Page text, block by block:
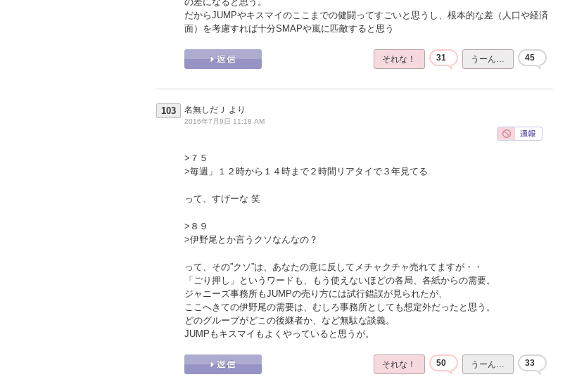
だからJUMPやキスマイのここまでの健闘ってすごいと思うし、根本的な差（人口や経済
面）を考慮すれば十分SMAPや嵐に匹敵すると思う
それな！ 31 うーん… 45
103 名無しだＪ より
2016年7月9日 11:18 AM
>７５
>毎週」１２時から１４時まで２時間リアタイで３年見てる
って、すげーな 笑
>８９
>伊野尾とか言うクソなんなの？
って、その”クソ”は、あなたの意に反してメチャクチャ売れてますが・・
「ごり押し」というワードも、もう使えないほどの各局、各紙からの需要。
ジャニーズ事務所もJUMPの売り方には試行錯誤が見られたが、
ここへきての伊野尾の需要は、むしろ事務所としても想定外だったと思う。
どのグループがどこの後継者か、など無駄な談義。
JUMPもキスマイもよくやっていると思うが。
それな！ 50 うーん… 33